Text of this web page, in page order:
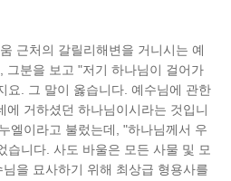
근처의 갈릴리해변을 거니시는 예
그분을 보고 "저기 하나님이 걸어가
요. 그 말이 옳습니다. 예수님에 관한
에 거하셨던 하나님이시라는 것입니
엘이라고 불렀는데, "하나님께서 우
습니다. 사도 바울은 모든 사물 및 모
을 묘사하기 위해 최상급 형용사를